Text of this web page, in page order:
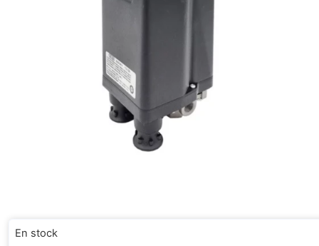
En stock